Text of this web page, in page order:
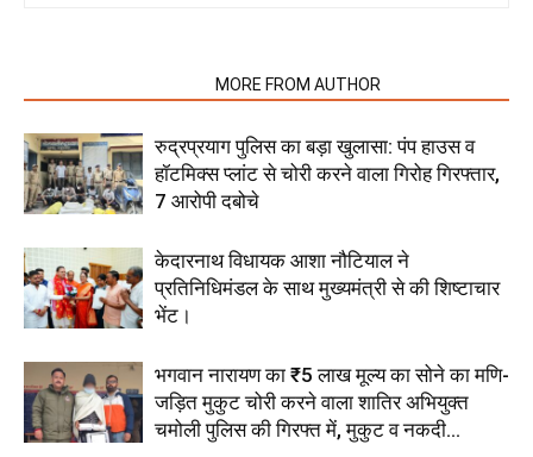
MORE FROM AUTHOR
रुद्रप्रयाग पुलिस का बड़ा खुलासा: पंप हाउस व
हॉटमिक्स प्लांट से चोरी करने वाला गिरोह गिरफ्तार,
7 आरोपी दबोचे
केदारनाथ विधायक आशा नौटियाल ने
प्रतिनिधिमंडल के साथ मुख्यमंत्री से की शिष्टाचार
भेंट।
भगवान नारायण का ₹5 लाख मूल्य का सोने का मणि-
जड़ित मुकुट चोरी करने वाला शातिर अभियुक्त
चमोली पुलिस की गिरफ्त में, मुकुट व नकदी...